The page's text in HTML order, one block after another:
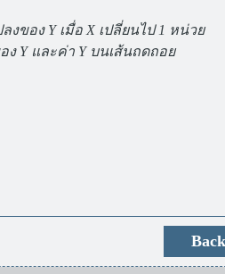
งของ Y เมื่อ X เปลี่ยนไป 1 หน่วย
Y และค่า Y บนเส้นถดถอย